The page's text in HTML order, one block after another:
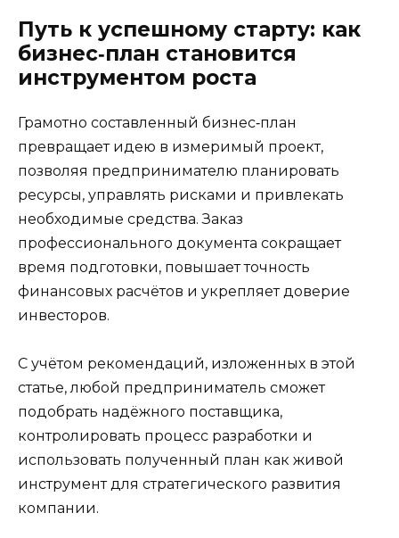
Путь к успешному старту: как
бизнес‑план становится
инструментом роста
Грамотно составленный бизнес‑план
превращает идею в измеримый проект,
позволяя предпринимателю планировать
ресурсы, управлять рисками и привлекать
необходимые средства. Заказ
профессионального документа сокращает
время подготовки, повышает точность
финансовых расчётов и укрепляет доверие
инвесторов.
С учётом рекомендаций, изложенных в этой
статье, любой предприниматель сможет
подобрать надёжного поставщика,
контролировать процесс разработки и
использовать полученный план как живой
инструмент для стратегического развития
компании.